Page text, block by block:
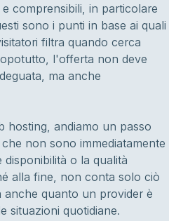
comprensibili, in particolare
sono i punti in base ai quali
filtra quando cerca
l'offerta non deve
ma anche
hosting, andiamo un passo
non sono immediatamente
o la qualità
alla fine, non conta solo ciò
quanto un provider è
situazioni quotidiane.